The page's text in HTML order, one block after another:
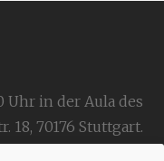
Uhr in der Aula des
18, 70176 Stuttgart.